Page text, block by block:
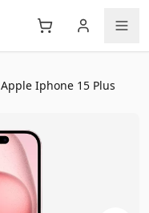
Apple Iphone 15 Plus